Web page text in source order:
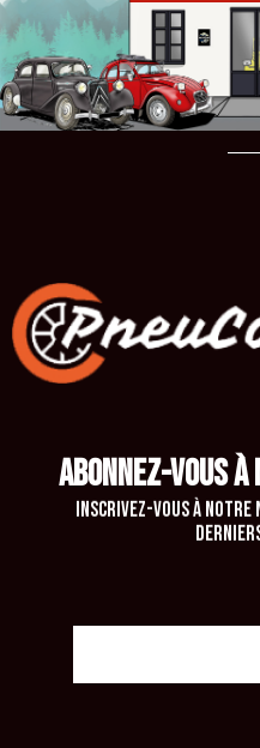
ABONNEZ-VOUS À
Inscrivez-vous à